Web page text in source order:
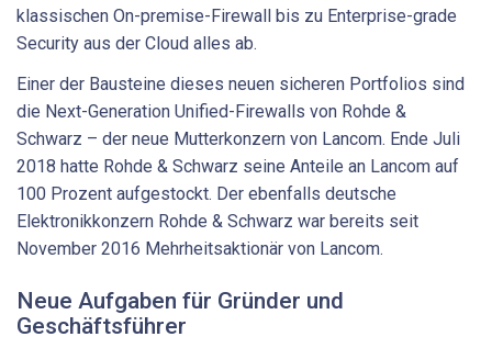
klassischen On-premise-Firewall bis zu Enterprise-grade
Security aus der Cloud alles ab.
Einer der Bausteine dieses neuen sicheren Portfolios sind
die Next-Generation Unified-Firewalls von Rohde &
Schwarz – der neue Mutterkonzern von Lancom. Ende Juli
2018 hatte Rohde & Schwarz seine Anteile an Lancom auf
100 Prozent aufgestockt. Der ebenfalls deutsche
Elektronikkonzern Rohde & Schwarz war bereits seit
November 2016 Mehrheitsaktionär von Lancom.
Neue Aufgaben für Gründer und
Geschäftsführer